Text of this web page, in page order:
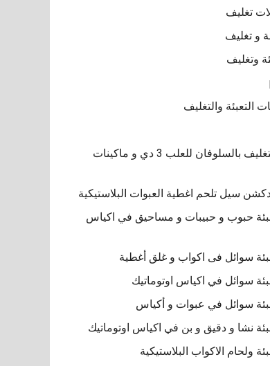
تغليف
و تغليف
وتغليف
التعبئة والتغليف
ماكينات التغليف بالسلوفان للعلب 3 دي و ماكينات
سيل تلحم اغطية العبوات البلاستيكية
حبوب و حبيبات و مساحيق في اكياس
سوائل فى اكواب و غلق أغطية
سوائل في اكياس اوتوماتيك
سوائل في عبوات و أكياس
نشا و دقيق و بن في اكياس اوتوماتيك
ولحام الاكواب البلاستيكية